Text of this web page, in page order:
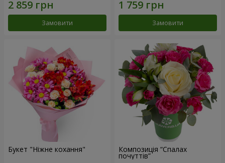
Замовити Замовити
Букет "Ніжне кохання" Композиція “Спалах
почуттів”